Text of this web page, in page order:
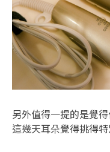
另外值得一提的是覺
這幾天耳朵覺得挑得特